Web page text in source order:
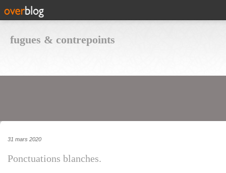
fugues & contrepoints
31 mars 2020
Ponctuations blanches.